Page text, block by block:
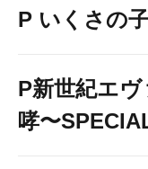
P いくさの
P新世紀エ
哮〜